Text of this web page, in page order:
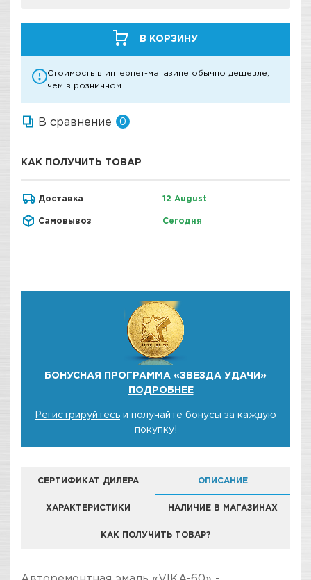
В КОРЗИНУ
Стоимость в интернет-магазине обычно дешевле,
чем в розничном.
В сравнение 0
КАК ПОЛУЧИТЬ ТОВАР
Доставка 12 August
Самовывоз Сегодня
БОНУСНАЯ ПРОГРАММА «ЗВЕЗДА УДАЧИ»
ПОДРОБНЕЕ
Регистрируйтесь и получайте бонусы за каждую
покупку!
СЕРТИФИКАТ ДИЛЕРА ОПИСАНИЕ
ХАРАКТЕРИСТИКИ НАЛИЧИЕ В МАГАЗИНАХ
КАК ПОЛУЧИТЬ ТОВАР?
КОМПАНИЯ "ЗВЕЗДА УДАЧИ" ЯВЛЯЕТСЯ